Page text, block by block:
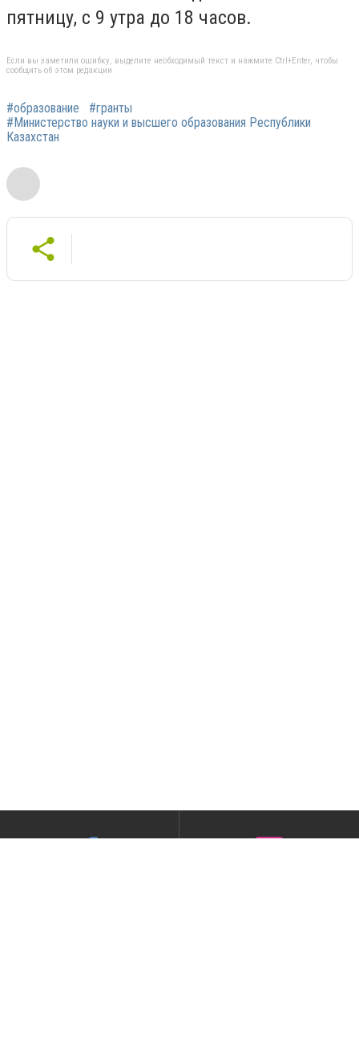
пятницу, с 9 утра до 18 часов.
Если вы заметили ошибку, выделите необходимый текст и нажмите Ctrl+Enter, чтобы
сообщить об этом редакции
#образование
#гранты
#Министерство науки и высшего образования Республики
Казахстан